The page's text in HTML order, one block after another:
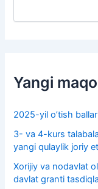
Yangi
2025-yil o’tish
3- va 4-kurs
yangi qulaylik joriy
Xorijiy va nodavlat
davlat granti